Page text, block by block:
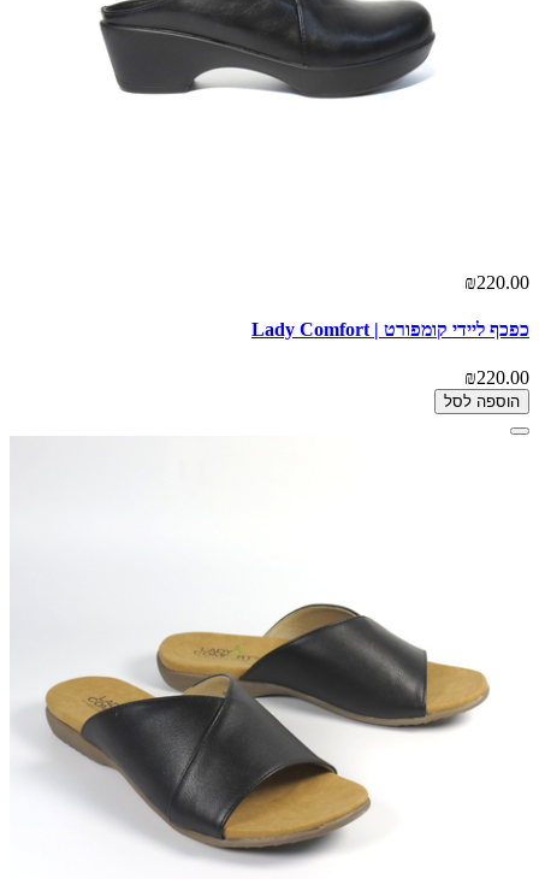
₪220.00
כפכף ליידי קומפורט | Lady Comfort
₪220.00
הוספה לסל